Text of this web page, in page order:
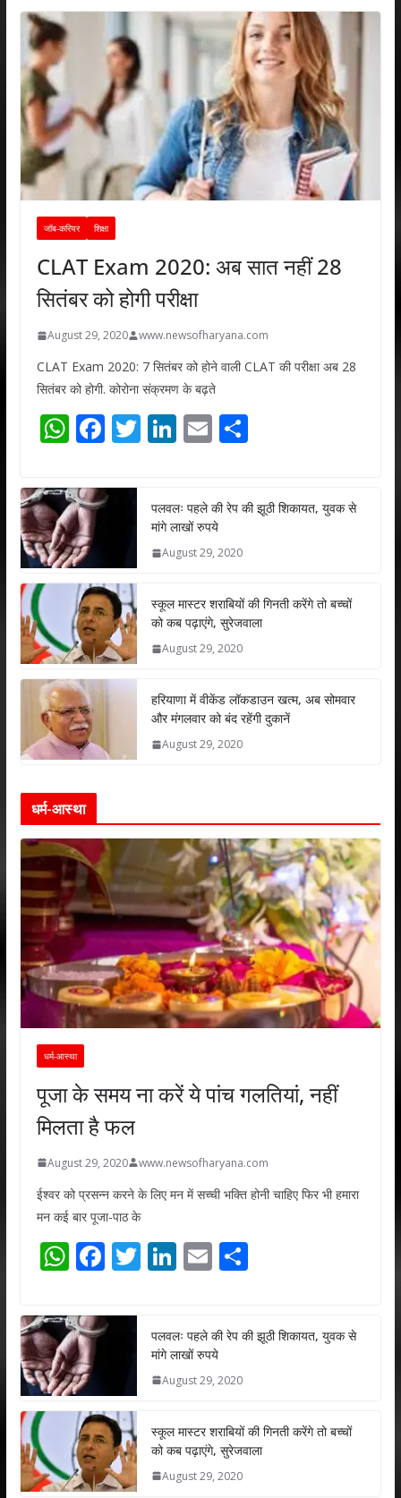
जॉब-करियर शिक्षा
CLAT Exam 2020: अब सात नहीं 28
सितंबर को होगी परीक्षा
August 29, 2020 www.newsofharyana.com
CLAT Exam 2020: 7 सितंबर को होने वाली CLAT की परीक्षा अब 28
सितंबर को होगी. कोरोना संक्रमण के बढ़ते
W
at
s
A
p
p
F
e
b
o
k
T
er
Li
e
dI
n
E
l
S
e
पलवलः पहले की रेप की झूठी शिकायत, युवक से
मांगे लाखों रुपये
August 29, 2020
स्कूल मास्टर शराबियों की गिनती करेंगे तो बच्चों
को कब पढ़ाएंगे, सुरेजवाला
August 29, 2020
हरियाणा में वीकेंड लॉकडाउन खत्म, अब सोमवार
और मंगलवार को बंद रहेंगी दुकानें
August 29, 2020
धर्म-आस्था
धर्म-आस्था
पूजा के समय ना करें ये पांच गलतियां, नहीं
मिलता है फल
August 29, 2020 www.newsofharyana.com
ईश्वर को प्रसन्न करने के लिए मन में सच्ची भक्ति होनी चाहिए फिर भी हमारा
मन कई बार पूजा-पाठ के
W
at
s
A
p
p
F
e
b
o
k
T
er
Li
e
dI
n
E
l
S
e
पलवलः पहले की रेप की झूठी शिकायत, युवक से
मांगे लाखों रुपये
August 29, 2020
स्कूल मास्टर शराबियों की गिनती करेंगे तो बच्चों
को कब पढ़ाएंगे, सुरेजवाला
August 29, 2020